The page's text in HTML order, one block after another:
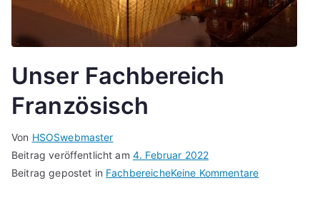
Unser Fachbereich
Französisch
Von HSOSwebmaster
Beitrag veröffentlicht am 4. Februar 2022
Beitrag gepostet in FachbereicheKeine Kommentarezu